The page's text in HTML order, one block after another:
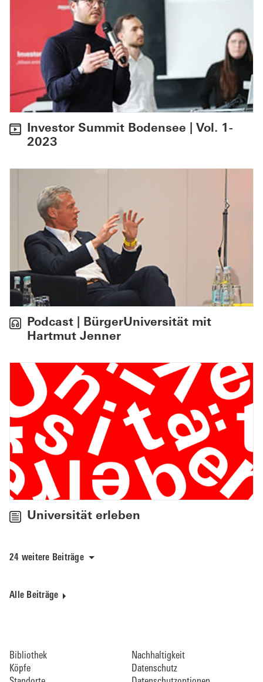
Investor Summit Bodensee | Vol. 1-
2023
Podcast | BürgerUniversität mit
Hartmut Jenner
Universität erleben
24 weitere Beiträge
Alle Beiträge
Bibliothek
Köpfe
Nachhaltigkeit
Datenschutz